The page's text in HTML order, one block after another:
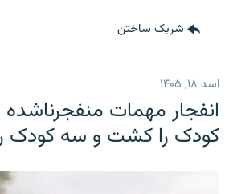
شریک ساختن
اسد ۱۸, ۱۴۰۵
انفجار مهمات منفجرناشده
کودک را کشت و سه کودک